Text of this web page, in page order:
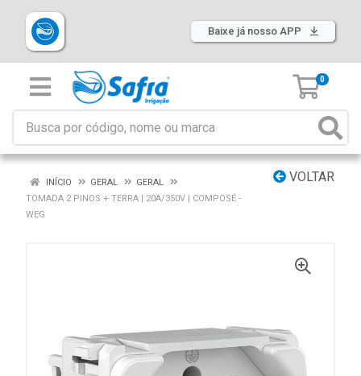
Baixe já nosso APP
0
VOLTAR
INÍCIO GERAL
GERAL
TOMADA 2 PINOS + TERRA | 20A/350V | COMPOSÉ -
WEG